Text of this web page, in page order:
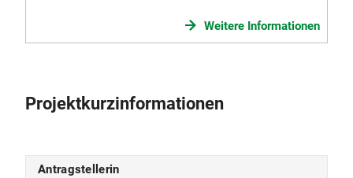
Weitere Informationen
Projektkurzinformationen
Antragstellerin